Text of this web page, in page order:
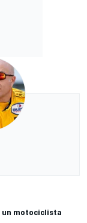
un motociclista